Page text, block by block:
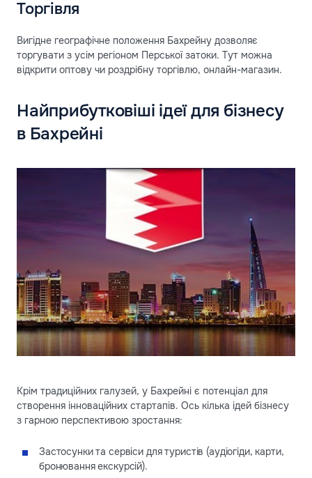
Торгівля
Вигідне географічне положення Бахрейну дозволяє
торгувати з усім регіоном Перської затоки. Тут можна
відкрити оптову чи роздрібну торгівлю, онлайн-магазин.
Найприбутковіші ідеї для бізнесу
в Бахрейні
Крім традиційних галузей, у Бахрейні є потенціал для
створення інноваційних стартапів. Ось кілька ідей бізнесу
з гарною перспективою зростання:
Застосунки та сервіси для туристів (аудіогіди, карти,
бронювання екскурсій).